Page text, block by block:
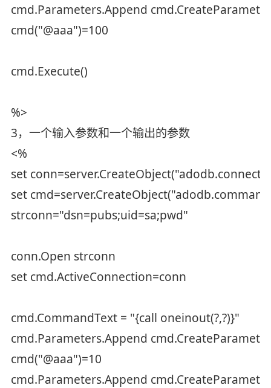
cmd.Parameters.Append
cmd("@aaa")=100
cmd.Execute()
%>
3，一个输入参数和一个输出的参数
<%
set
set
strconn="dsn=pubs;uid=sa;pwd"
conn.Open strconn
set cmd.ActiveConnection=conn
cmd.CommandText = "{call oneinout(?,?)}"
cmd.Parameters.Append
cmd("@aaa")=10
cmd.Parameters.Append